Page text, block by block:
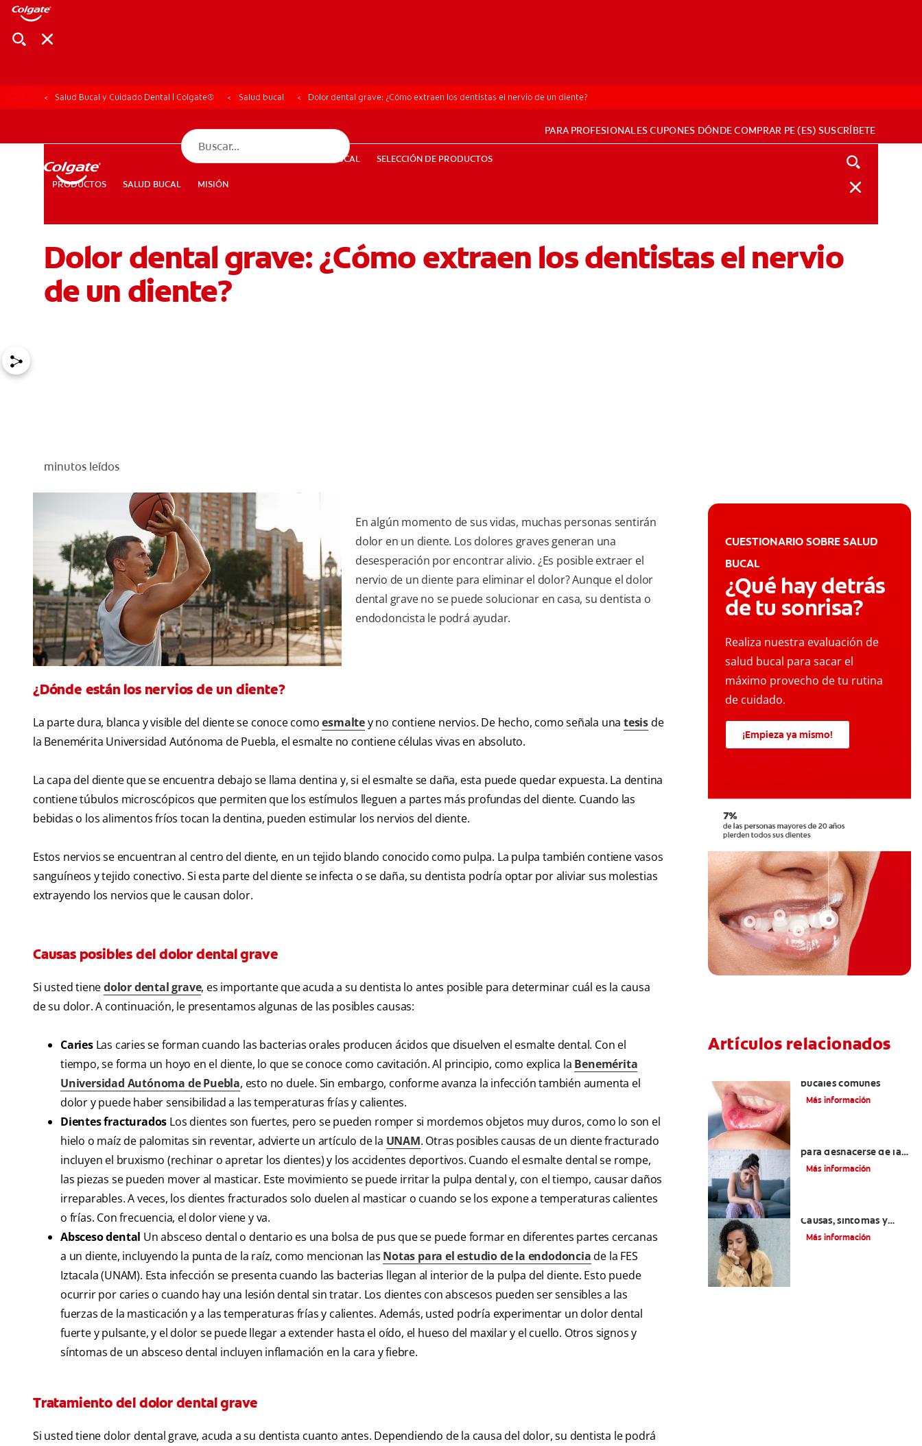
PRODUCTOS
CHEQUEO DE SALUD BUCAL
PARA PROFESIONALES CUPONES DÓNDE COMPRAR PE (ES) SUSCRÍBETE
PARA PROFESIONALESCUPONES DÓNDE COMPRAR PE (ES) SUSCRÍBETE
PRODUCTOS SALUD BUCAL MISIÓN
CHEQUEO DE SALUD BUCAL SELECCIÓN DE PRODUCTOS
Salud Bucal y Cuidado Dental | Colgate® Salud bucal Dolor dental grave: ¿Cómo extraen los dentistas el nervio de un diente?
Dolor dental grave: ¿Cómo extraen los dentistas el nervio
de un diente?
minutos leídos
En algún momento de sus vidas, muchas personas sentirán
dolor en un diente. Los dolores graves generan una
desesperación por encontrar alivio. ¿Es posible extraer el
nervio de un diente para eliminar el dolor? Aunque el dolor
dental grave no se puede solucionar en casa, su dentista o
endodoncista le podrá ayudar.
¿Dónde están los nervios de un diente?
La parte dura, blanca y visible del diente se conoce comoesmaltey no contiene nervios. De hecho, como señala unatesisde
la Benemérita Universidad Autónoma de Puebla, el esmalte no contiene células vivas en absoluto.
La capa del diente que se encuentra debajo se llama dentina y, si el esmalte se daña, esta puede quedar expuesta. La dentina
contiene túbulos microscópicos que permiten que los estímulos lleguen a partes más profundas del diente. Cuando las
bebidas o los alimentos fríos tocan la dentina, pueden estimular los nervios del diente.
Estos nervios se encuentran al centro del diente, en un tejido blando conocido como pulpa. La pulpa también contiene vasos
sanguíneos y tejido conectivo. Si esta parte del diente se infecta o se daña, su dentista podría optar por aliviar sus molestias
extrayendo los nervios que le causan dolor.
Causas posibles del dolor dental grave
Si usted tienedolor dental grave, es importante que acuda a su dentista lo antes posible para determinar cuál es la causa
de su dolor. A continuación, le presentamos algunas de las posibles causas:
CariesLas caries se forman cuando las bacterias orales producen ácidos que disuelven el esmalte dental. Con el
tiempo, se forma un hoyo en el diente, lo que se conoce como cavitación. Al principio, como explica la Benemérita
Universidad Autónoma de Puebla, esto no duele. Sin embargo, conforme avanza la infección también aumenta el
dolor y puede haber sensibilidad a las temperaturas frías y calientes.
Dientes fracturados Los dientes son fuertes, pero se pueden romper si mordemos objetos muy duros, como lo son el
hielo o maíz de palomitas sin reventar, advierte un artículo de la UNAM. Otras posibles causas de un diente fracturado
incluyen el bruxismo (rechinar o apretar los dientes) y los accidentes deportivos. Cuando el esmalte dental se rompe,
las piezas se pueden mover al masticar. Este movimiento se puede irritar la pulpa dental y, con el tiempo, causar daños
irreparables. A veces, los dientes fracturados solo duelen al masticar o cuando se los expone a temperaturas calientes
o frías. Con frecuencia, el dolor viene y va.
Absceso dental Un absceso dental o dentario es una bolsa de pus que se puede formar en diferentes partes cercanas
a un diente, incluyendo la punta de la raíz, como mencionan las Notas para el estudio de la endodonciade la FES
Iztacala (UNAM). Esta infección se presenta cuando las bacterias llegan al interior de la pulpa del diente. Esto puede
ocurrir por caries o cuando hay una lesión dental sin tratar. Los dientes con abscesos pueden ser sensibles a las
fuerzas de la masticación y a las temperaturas frías y calientes. Además, usted podría experimentar un dolor dental
fuerte y pulsante, y el dolor se puede llegar a extender hasta el oído, el hueso del maxilar y el cuello. Otros signos y
síntomas de un absceso dental incluyen inflamación en la cara y fiebre.
Tratamiento del dolor dental grave
Si usted tiene dolor dental grave, acuda a su dentista cuanto antes. Dependiendo de la causa del dolor, su dentista le podrá
CUESTIONARIO SOBRE SALUD
BUCAL
¿Qué hay detrás
de tu sonrisa?
Realiza nuestra evaluación de
salud bucal para sacar el
máximo provecho de tu rutina
de cuidado.
¡Empieza ya mismo!
Artículos relacionados
bucales comunes
Más información
para deshacerse de las
lesiones bucales
Más información
Causas, síntomas y
tratamientos
Más información